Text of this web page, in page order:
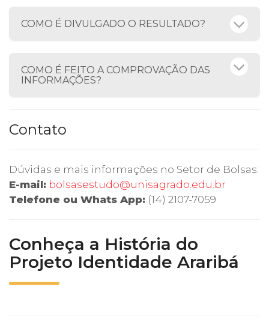
COMO É DIVULGADO O RESULTADO?
COMO É FEITO A COMPROVAÇÃO DAS
INFORMAÇÕES?
Contato
Dúvidas e mais informações no Setor de Bolsas:
E-mail: bolsasestudo@unisagrado.edu.br
Telefone ou Whats App: (14) 2107-7059
Conheça a História do
Projeto Identidade Araribá